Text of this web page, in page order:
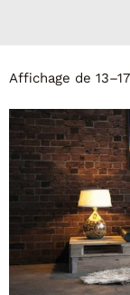
Affichage de